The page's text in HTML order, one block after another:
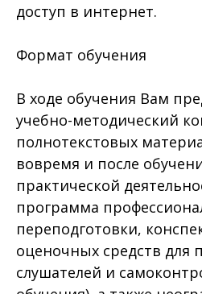
доступ в интернет.
Формат обучения
В ходе обучения Вам
учебно-методический
полнотекстовых
вовремя и после
практической
программа
переподготовки,
оценочных средств для
слушателей и